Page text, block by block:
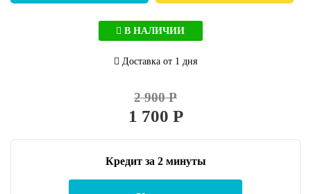
В НАЛИЧИИ
Доставка от 1 дня
2 900 Р
1 700 Р
Кредит за 2 минуты